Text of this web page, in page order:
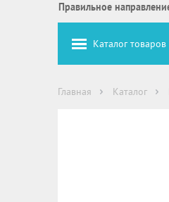
Правильное
Каталог товаров
Главная Каталог